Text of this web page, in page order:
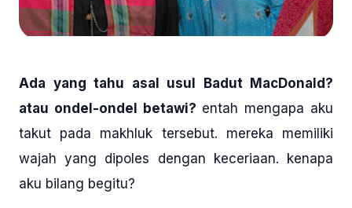
Ada yang tahu asal usul Badut MacDonald?
atau ondel-ondel betawi? entah mengapa aku
takut pada makhluk tersebut. mereka memiliki
wajah yang dipoles dengan keceriaan. kenapa
aku bilang begitu?